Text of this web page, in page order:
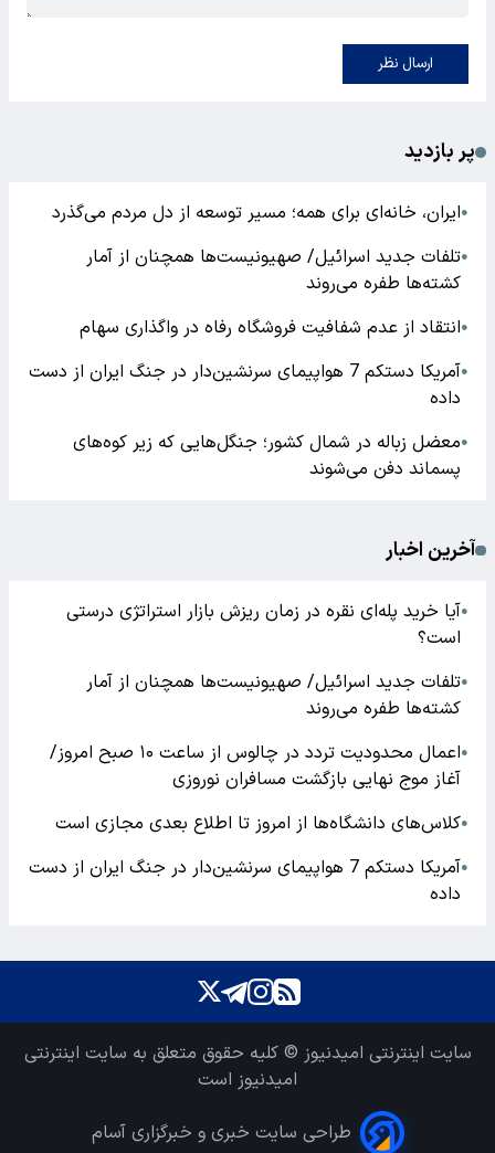
ارسال نظر
پر بازدید
●ایران، خانه‌ای برای همه؛ مسیر توسعه از دل مردم می‌گذرد
●تلفات جدید اسرائیل/ صهیونیست‌ها همچنان از آمار
کشته‌ها طفره می‌روند
●انتقاد از عدم شفافیت فروشگاه رفاه در واگذاری سهام
●
آمریکا دستکم 7 هواپیمای سرنشین‌دار در جنگ ایران از دست
داده
●معضل زباله در شمال کشور؛ جنگل‌هایی که زیر کوه‌های
پسماند دفن می‌شوند
آخرین اخبار
●آیا خرید پله‌ای نقره در زمان ریزش بازار استراتژی درستی
است؟
●تلفات جدید اسرائیل/ صهیونیست‌ها همچنان از آمار
کشته‌ها طفره می‌روند
●
اعمال محدودیت تردد در چالوس از ساعت ۱۰ صبح امروز/
آغاز موج نهایی بازگشت مسافران نوروزی
●کلاس‌های دانشگاه‌ها از امروز تا اطلاع بعدی مجازی است
●
آمریکا دستکم 7 هواپیمای سرنشین‌دار در جنگ ایران از دست
داده
سایت اینترنتی امیدنیوز © کلیه حقوق متعلق به سایت اینترنتی
امیدنیوز است
طراحی سایت خبری و خبرگزاری آسام